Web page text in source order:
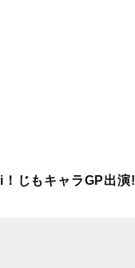
じもキャラGP出演!